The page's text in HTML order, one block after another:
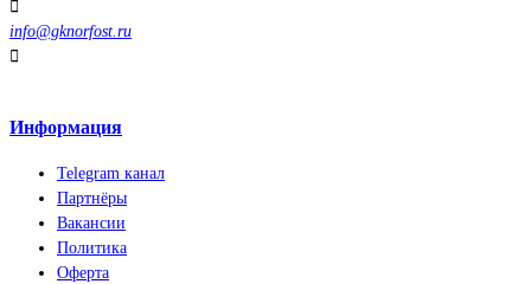
info@gknorfost.ru
Информация
Telegram канал
Партнёры
Вакансии
Политика
Оферта